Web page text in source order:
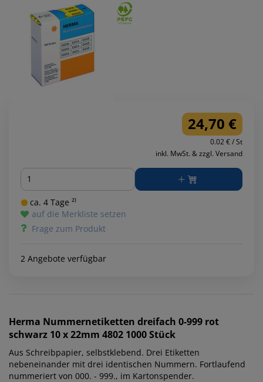
24,70 €
0.02 € / St
inkl. MwSt. & zzgl. Versand
Menge
ca. 4 Tage ²⁾
auf die Merkliste setzen
Frage zum Produkt
2 Angebote verfügbar
Herma Nummernetiketten dreifach 0-999 rot
schwarz 10 x 22mm 4802 1000 Stück
Aus Schreibpapier, selbstklebend. Drei Etiketten
nebeneinander mit drei identischen Nummern. Fortlaufend
nummeriert von 000. - 999., im Kartonspender.